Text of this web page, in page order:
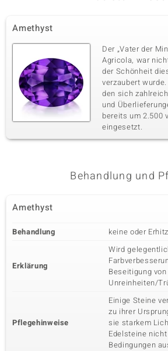
Amethyst
Der „Vater der
Agricola, war
der Schönheit
verzaubert
den sich
und
bereits um 2.500
eingesetzt.
Behandlung und
Amethyst
Behandlung keine oder
Erklärung
Wird
Beseitigung von
Unreinheiten/
Pflegehinweise
Einige Steine
zu ihrer
sie starkem
Edelsteine
Bedingungen